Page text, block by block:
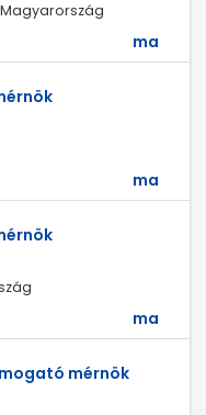
ma
ma
ma
mérnök